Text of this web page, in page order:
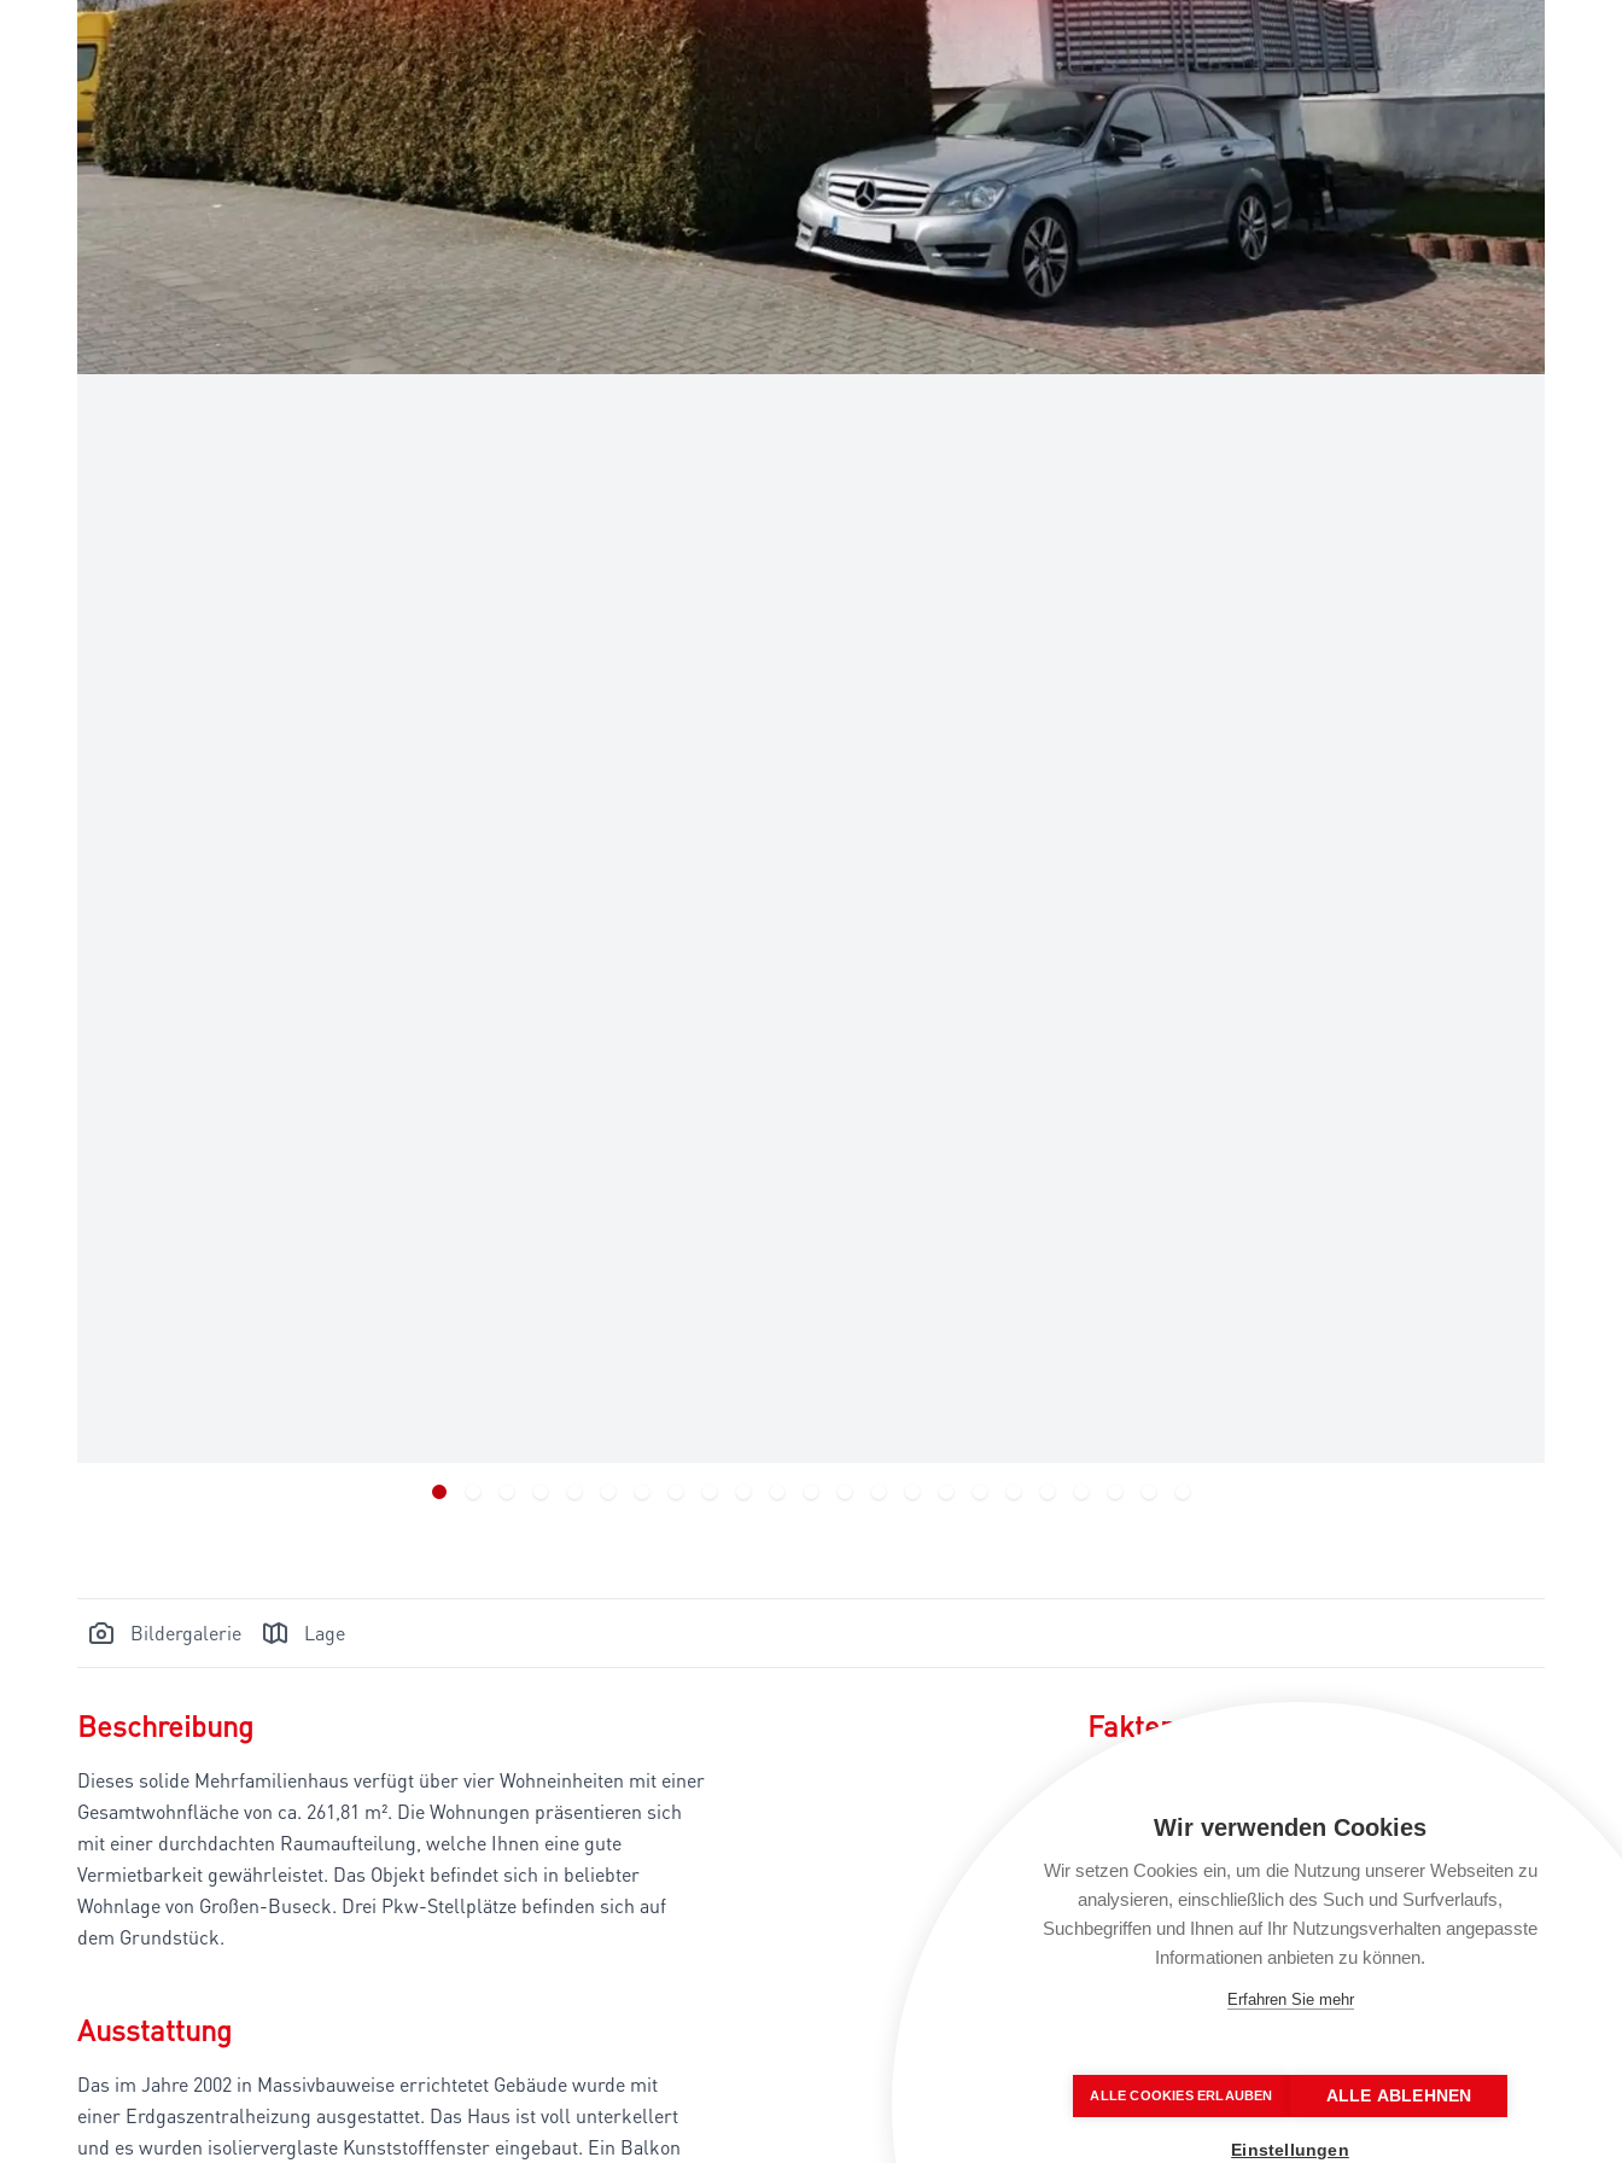
Bildergalerie Lage
Beschreibung
Dieses solide Mehrfamilienhaus verfügt über vier Wohneinheiten mit einer
Gesamtwohnfläche von ca. 261,81 m². Die Wohnungen präsentieren sich
mit einer durchdachten Raumaufteilung, welche Ihnen eine gute
Vermietbarkeit gewährleistet. Das Objekt befindet sich in beliebter
Wohnlage von Großen-Buseck. Drei Pkw-Stellplätze befinden sich auf
dem Grundstück.
Ausstattung
Das im Jahre 2002 in Massivbauweise errichtetet Gebäude wurde mit
einer Erdgaszentralheizung ausgestattet. Das Haus ist voll unterkellert
und es wurden isolierverglaste Kunststofffenster eingebaut. Ein Balkon
Fakten
Objekttyp: Sonstige
Wohnfläche: 261,81 m²
Grundstücksfläche: 281 m²
10
2002
Energieeffizienz
130.00 kWh/(m²*a)
Wir verwenden Cookies
Wir setzen Cookies ein, um die Nutzung unserer Webseiten zu
analysieren, einschließlich des Such und Surfverlaufs,
Suchbegriffen und Ihnen auf Ihr Nutzungsverhalten angepasste
Informationen anbieten zu können.
Erfahren Sie mehr
ALLE COOKIES ERLAUBEN ALLE ABLEHNEN
Einstellungen